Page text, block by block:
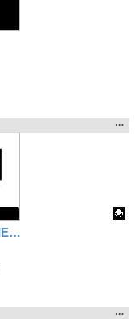
ARGUMENTATION AND SCIENCE TALK - Final project IN-52 Weaving Science and Literacy Together
la
…
…